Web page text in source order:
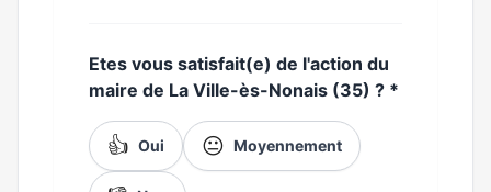
Etes vous satisfait(e) de l'action du
maire de La Ville-ès-Nonais (35) ? *
👍 Oui 😐 Moyennement